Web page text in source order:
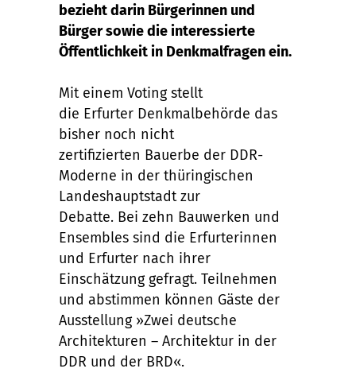
bezieht darin Bürgerinnen und
Bürger sowie die interessierte
Öffentlichkeit in Denkmalfragen ein.
Mit einem Voting stellt
die Erfurter Denkmalbehörde das
bisher noch nicht
zertifizierten Bauerbe der DDR-
Moderne in der thüringischen
Landeshauptstadt zur
Debatte. Bei zehn Bauwerken und
Ensembles sind die Erfurterinnen
und Erfurter nach ihrer
Einschätzung gefragt. Teilnehmen
und abstimmen können Gäste der
Ausstellung »Zwei deutsche
Architekturen – Architektur in der
DDR und der BRD«.